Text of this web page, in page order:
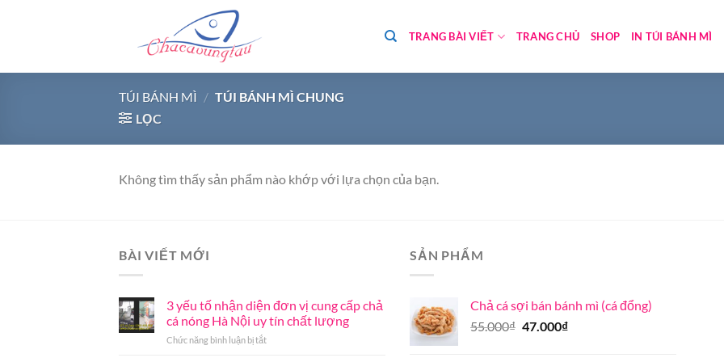
dung
TRANG BÀI VIẾT TRANG CHỦ SHOP IN TÚI BÁNH MÌ
TÚI BÁNH MÌ / TÚI BÁNH MÌ CHUNG
LỌC
Không tìm thấy sản phẩm nào khớp với lựa chọn của bạn.
BÀI VIẾT MỚI
3 yếu tố nhận diện đơn vị cung cấp chả
cá nóng Hà Nội uy tín chất lượng
Chức năng bình luận bị tắtở
SẢN PHẨM
Chả cá sợi bán bánh mì (cá đổng)
55.000₫ Giá
47.000₫Giá